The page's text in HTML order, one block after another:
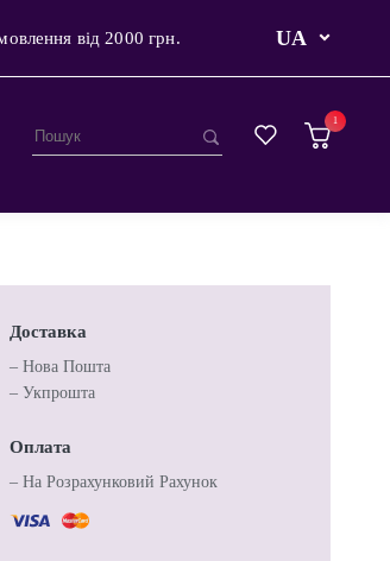
від 2000 грн. UA
1
Доставка
– Нова Пошта
– Укпрошта
Оплата
– На Розрахунковий Рахунок